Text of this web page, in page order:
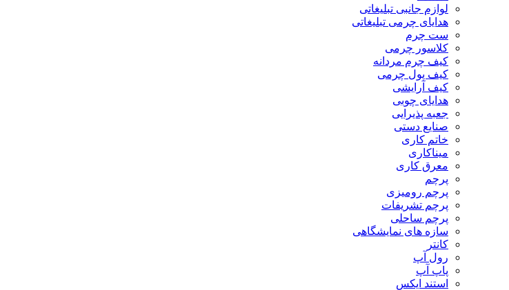
لوازم جانبی تبلیغاتی
هدایای چرمی تبلیغاتی
ست چرم
کلاسور چرمی
کیف چرم مردانه
کیف پول چرمی
کیف آرایشی
هدایای چوبی
جعبه پذیرایی
صنایع دستی
خاتم کاری
میناکاری
معرق کاری
پرچم
پرچم رومیزی
پرچم تشریفات
پرچم ساحلی
سازه های نمایشگاهی
کانتر
رول آپ
پاپ آپ
استند ایکس